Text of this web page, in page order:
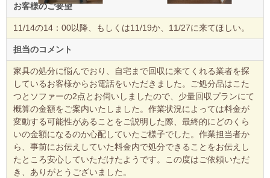
お客様のご要望
11/14の14：00以降、もしくは11/19か、11/27に来てほしい。
担当のコメント
家具の処分に悩んでおり、自宅まで回収に来てくれる業者を探
しているお客様からお電話をいただきました。ご処分品はこた
つとソファーの2点とお伺いしましたので、少量回収プランにて
概算の金額をご案内いたしました。作業状況によっては料金が
変動する可能性があることをご説明した際、最終的にどのくら
いの金額になるのか心配していたご様子でした。作業担当者か
ら、事前にお伝えしていた料金内で処分できることをお伝えし
たところ安心していただけたようです。この度はご依頼いただ
き、ありがとうございました。